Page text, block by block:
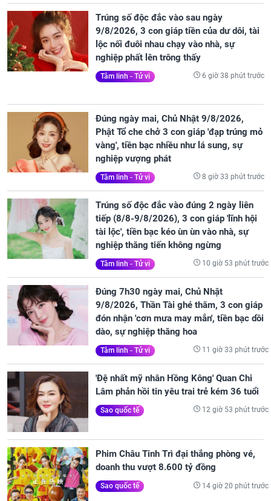
Trúng số độc đắc vào sau ngày
9/8/2026, 3 con giáp tiền của dư dôi, tài
lộc nối đuôi nhau chạy vào nhà, sự
nghiệp phất lên trông thấy
Tâm linh - Tử vi 6 giờ 38 phút trước
Đúng ngày mai, Chủ Nhật 9/8/2026,
Phật Tổ che chở 3 con giáp 'đạp trúng mỏ
vàng', tiền bạc nhiều như lá sung, sự
nghiệp vượng phát
Tâm linh - Tử vi 8 giờ 33 phút trước
Trúng số độc đắc vào đúng 2 ngày liên
tiếp (8/8-9/8/2026), 3 con giáp 'lĩnh hội
tài lộc', tiền bạc kéo ùn ùn vào nhà, sự
nghiệp thăng tiến không ngừng
Tâm linh - Tử vi 10 giờ 53 phút trước
Đúng 7h30 ngày mai, Chủ Nhật
9/8/2026, Thần Tài ghé thăm, 3 con giáp
đón nhận 'cơn mưa may mắn', tiền bạc dồi
dào, sự nghiệp thăng hoa
Tâm linh - Tử vi 11 giờ 33 phút trước
'Đệ nhất mỹ nhân Hồng Kông' Quan Chi
Lâm phản hồi tin yêu trai trẻ kém 36 tuổi
Sao quốc tế 12 giờ 53 phút trước
Phim Châu Tinh Trì đại thắng phòng vé,
doanh thu vượt 8.600 tỷ đồng
Sao quốc tế 14 giờ 20 phút trước